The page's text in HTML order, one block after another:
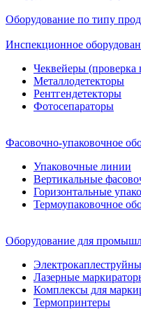
Оборудование по типу
Инспекционное
Чеквейеры (проверка
Металлодетекторы
Рентгендетекторы
Фотосепараторы
Фасовочно-упаковочное
Упаковочные линии
Вертикальные
Горизонтальные
Термоупаковочное
Оборудование для
Лазерные
Комплексы для
Термопринтеры